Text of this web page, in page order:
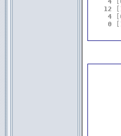
12
4
0